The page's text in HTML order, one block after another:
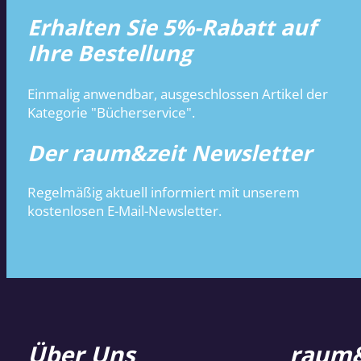
Erhalten Sie 5%-Rabatt auf
Ihre Bestellung
Einmalig anwendbar, ausgeschlossen Artikel der
Kategorie "Bücherservice".
Der raum&zeit Newsletter
Regelmäßig aktuell informiert mit unserem
kostenlosen E-Mail-Newsletter.
Über Uns